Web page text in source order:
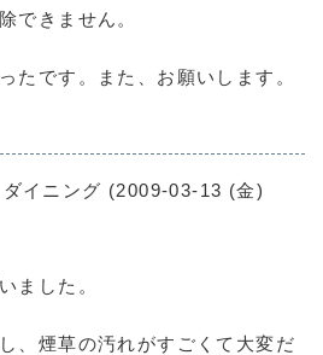
できません。
たです。また、お願いします。
イニング (2009-03-13 (金)
ました。
、煙草の汚れがすごくて大変だ